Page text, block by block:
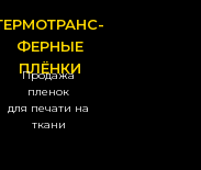
ФЕРНЫЕ
ПЛЁНКИ
Продажа
пленок
для печати на
ткани